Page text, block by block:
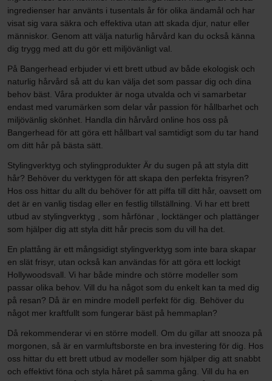
ingredienser har använts i tusentals år för olika ändamål och har
visat sig vara säkra och effektiva utan att skada djur, natur eller
människor. Genom att välja naturlig hårvård kan du också känna
dig trygg med att du gör ett miljövänligt val.
På Bangerhead erbjuder vi ett brett utbud av både ekologisk och
naturlig hårvård så att du kan välja det som passar dig och dina
behov bäst. Våra produkter är noga utvalda och vi samarbetar
endast med varumärken som delar vår passion för hållbarhet och
miljövänlig skönhet. Handla din hårvård online hos oss på
Bangerhead för att göra ett hållbart val samtidigt som du tar hand
om ditt hår på bästa sätt.
Stylingverktyg och stylingprodukter Är du sugen på att styla ditt
hår? Behöver du verktygen för att skapa den perfekta frisyren?
Hos oss hittar du allt du behöver för att piffa till ditt hår, oavsett om
det är en vanlig tisdag eller en festlig tillställning. Vi har ett brett
utbud av stylingverktyg , som hårfönar , locktänger och plattänger
som hjälper dig att styla ditt hår precis som du vill ha det.
En plattång är ett mångsidigt stylingverktyg som inte bara skapar
en slät frisyr, utan också kan användas för att göra ett lockigt
Hollywoodsvall. Vi har både mindre och större modeller som
passar olika behov. Vill du ha något som du enkelt kan ta med dig
på resan? Då är en mindre modell perfekt för dig. Behöver du
något mer kraftfullt som fungerar bäst på hemmaplan?
Då rekommenderar vi en större modell. Om du gillar att snooza på
morgonen, så är en varmluftsborste en bra investering för dig. Hos
oss hittar du ett brett utbud av modeller som hjälper dig att snabbt
och effektivt föna och styla håret på samma gång. Vill du ha en